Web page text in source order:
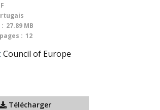
27.89 MB
: 12
Council of Europe
Télécharger